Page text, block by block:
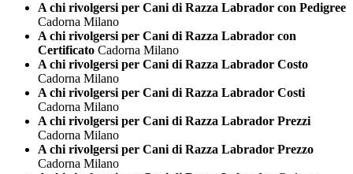
A chi rivolgersi per Cani di Razza Labrador con Pedigree
Cadorna Milano
A chi rivolgersi per Cani di Razza Labrador con
Certificato Cadorna Milano
A chi rivolgersi per Cani di Razza Labrador Costo
Cadorna Milano
A chi rivolgersi per Cani di Razza Labrador Costi
Cadorna Milano
A chi rivolgersi per Cani di Razza Labrador Prezzi
Cadorna Milano
A chi rivolgersi per Cani di Razza Labrador Prezzo
Cadorna Milano